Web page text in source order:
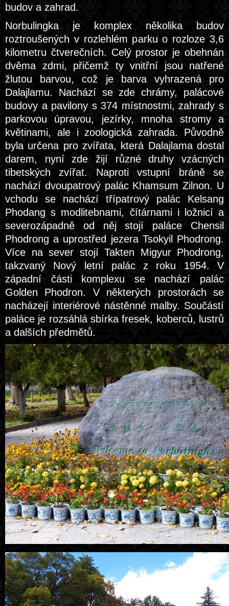
budov a zahrad.
Norbulingka je komplex několika budov
roztroušených v rozlehlém parku o rozloze 3,6
kilometru čtverečních. Celý prostor je obehnán
dvěma zdmi, přičemž ty vnitřní jsou natřené
žlutou barvou, což je barva vyhrazená pro
Dalajlamu. Nachází se zde chrámy, palácové
budovy a pavilony s 374 místnostmi, zahrady s
parkovou úpravou, jezírky, mnoha stromy a
květinami, ale i zoologická zahrada. Původně
byla určena pro zvířata, která Dalajlama dostal
darem, nyní zde žijí různé druhy vzácných
tibetských zvířat. Naproti vstupní bráně se
nachází dvoupatrový palác Khamsum Zilnon. U
vchodu se nachází třípatrový palác Kelsang
Phodang s modlitebnami, čítárnami i ložnicí a
severozápadně od něj stojí paláce Chensil
Phodrong a uprostřed jezera Tsokyil Phodrong.
Více na sever stojí Takten Migyur Phodrong,
takzvaný Nový letní palác z roku 1954. V
západní části komplexu se nachází palác
Golden Phodron. V některých prostorách se
nacházejí interiérové nástěnné malby. Součástí
paláce je rozsáhlá sbírka fresek, koberců, lustrů
a dalších předmětů.